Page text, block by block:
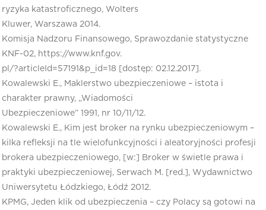
ryzyka katastroficznego, Wolters
Kluwer, Warszawa 2014.
Komisja Nadzoru Finansowego, Sprawozdanie statystyczne
KNF-02, https://www.knf.gov.
pl/?articleId=57191&p_id=18 [dostęp: 02.12.2017].
Kowalewski E., Maklerstwo ubezpieczeniowe – istota i
charakter prawny, „Wiadomości
Ubezpieczeniowe” 1991, nr 10/11/12.
Kowalewski E., Kim jest broker na rynku ubezpieczeniowym –
kilka refleksji na tle wielofunkcyjności i aleatoryjności profesji
brokera ubezpieczeniowego, [w:] Broker w świetle prawa i
praktyki ubezpieczeniowej, Serwach M. [red.], Wydawnictwo
Uniwersytetu Łódzkiego, Łódź 2012.
KPMG, Jeden klik od ubezpieczenia – czy Polacy są gotowi na